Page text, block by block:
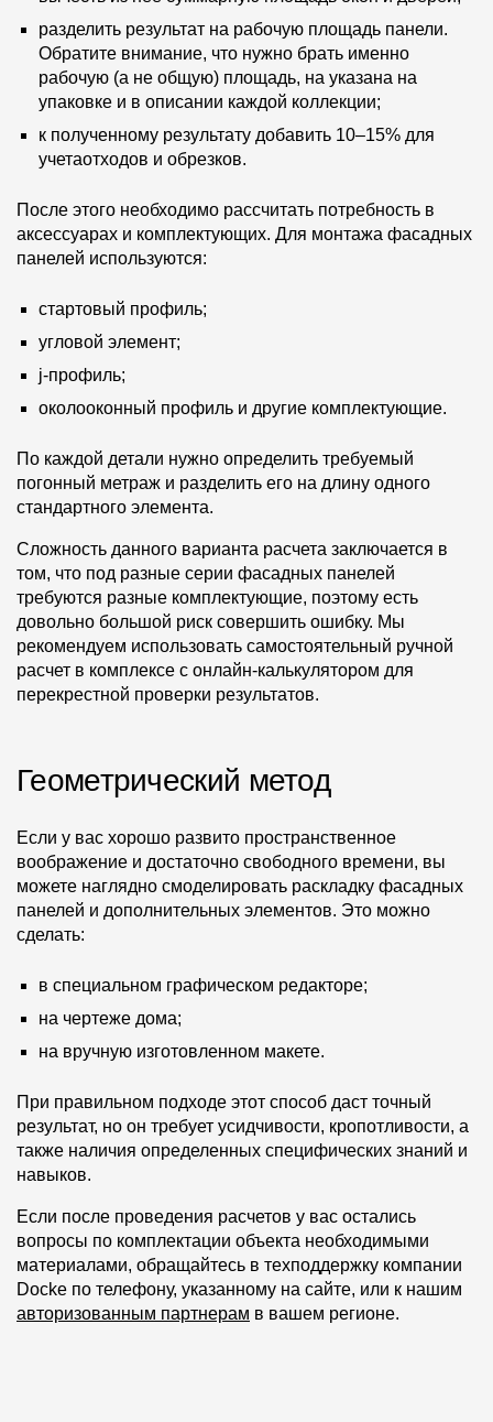
разделить результат на рабочую площадь панели.
Обратите внимание, что нужно брать именно
рабочую (а не общую) площадь, на указана на
упаковке и в описании каждой коллекции;
к полученному результату добавить 10–15% для
учетаотходов и обрезков.
После этого необходимо рассчитать потребность в
аксессуарах и комплектующих. Для монтажа фасадных
панелей используются:
стартовый профиль;
угловой элемент;
j-профиль;
околооконный профиль и другие комплектующие.
По каждой детали нужно определить требуемый
погонный метраж и разделить его на длину одного
стандартного элемента.
Сложность данного варианта расчета заключается в
том, что под разные серии фасадных панелей
требуются разные комплектующие, поэтому есть
довольно большой риск совершить ошибку. Мы
рекомендуем использовать самостоятельный ручной
расчет в комплексе с онлайн-калькулятором для
перекрестной проверки результатов.
Геометрический метод
Если у вас хорошо развито пространственное
воображение и достаточно свободного времени, вы
можете наглядно смоделировать раскладку фасадных
панелей и дополнительных элементов. Это можно
сделать:
в специальном графическом редакторе;
на чертеже дома;
на вручную изготовленном макете.
При правильном подходе этот способ даст точный
результат, но он требует усидчивости, кропотливости, а
также наличия определенных специфических знаний и
навыков.
Если после проведения расчетов у вас остались
вопросы по комплектации объекта необходимыми
материалами, обращайтесь в техподдержку компании
Docke по телефону, указанному на сайте, или к нашим
авторизованным партнерам в вашем регионе.